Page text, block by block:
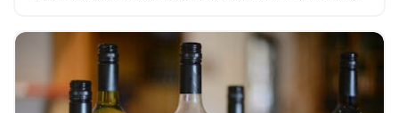
週邊環境，觀看資訊豐富的視頻…